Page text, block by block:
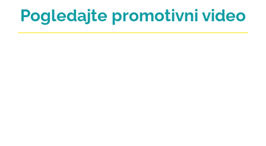
Pogledajte promotivni video